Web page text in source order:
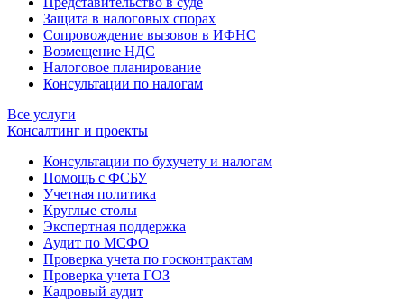
Защита в налоговых спорах
Сопровождение вызовов в ИФНС
Возмещение НДС
Налоговое планирование
Консультации по налогам
Все услуги
Консалтинг и проекты
Консультации по бухучету и налогам
Помощь с ФСБУ
Учетная политика
Круглые столы
Экспертная поддержка
Аудит по МСФО
Проверка учета по госконтрактам
Проверка учета ГОЗ
Кадровый аудит